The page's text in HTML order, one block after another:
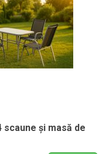
și masă de